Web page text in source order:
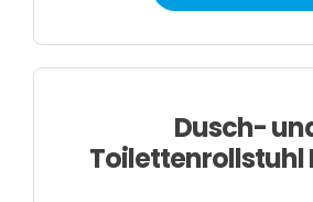
Dusch-
Toilettenrollstuhl